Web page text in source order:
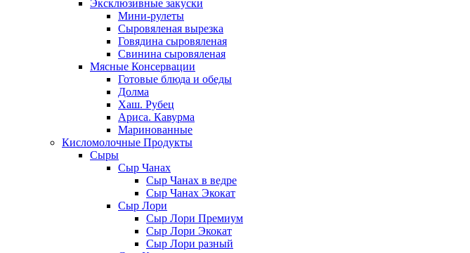
Эксклюзивные закуски
Мини-рулеты
Сыровяленая вырезка
Говядина сыровяленая
Свинина сыровяленая
Мясные Консервации
Готовые блюда и обеды
Долма
Хаш. Рубец
Ариса. Кавурма
Маринованные
Кисломолочные Продукты
Сыры
Сыр Чанах
Сыр Чанах в ведре
Сыр Чанах Экокат
Сыр Лори
Сыр Лори Премиум
Сыр Лори Экокат
Сыр Лори разный